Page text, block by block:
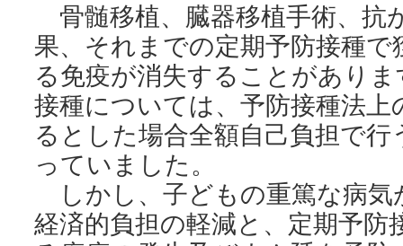
骨髄移植、臓器移植手術、抗
果、それまでの定期予防接種
る免疫が消失することがあり
接種については、予防接種法
るとした場合全額自己負担で
っていました。
しかし、子どもの重篤な病気
経済的負担の軽減と、定期予